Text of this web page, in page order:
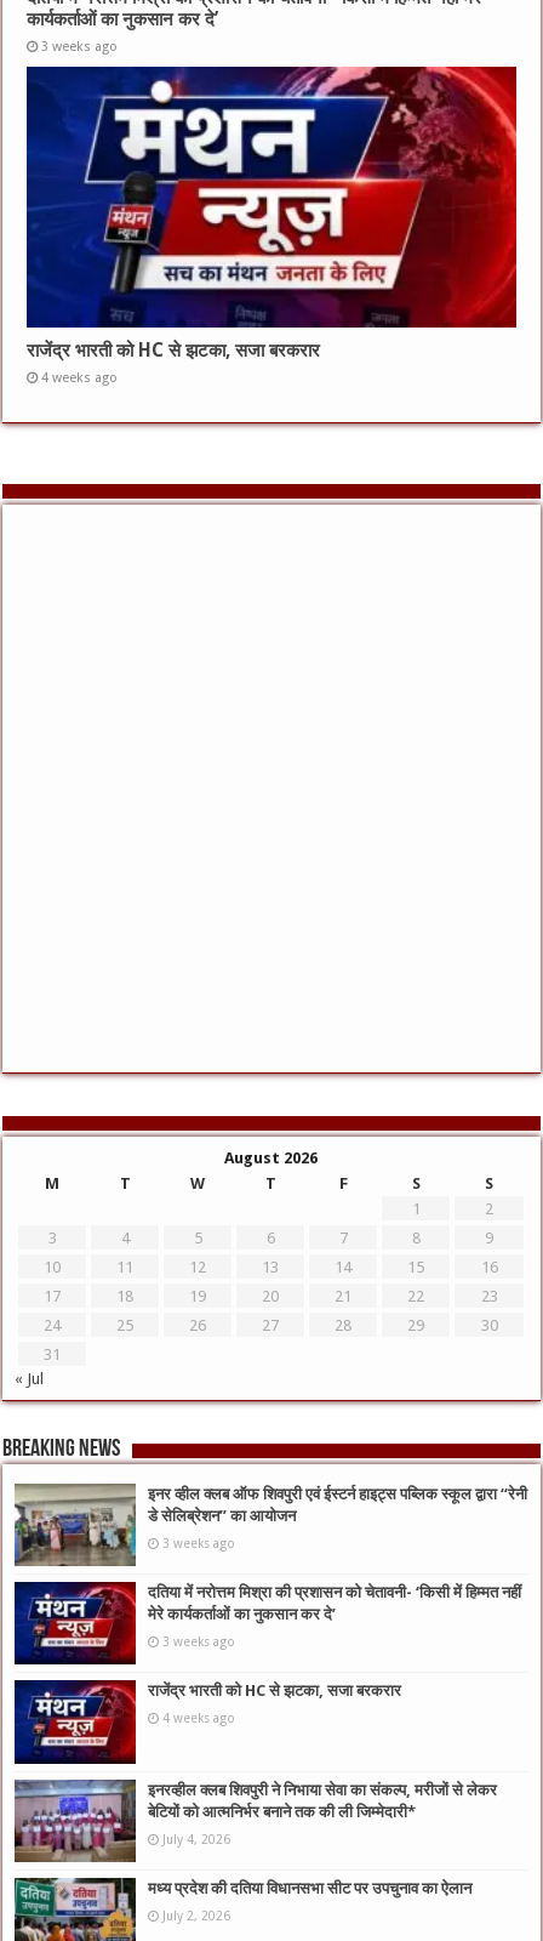
कार्यकर्ताओं का नुकसान कर दे’
3 weeks ago
राजेंद्र भारती को HC से झटका, सजा बरकरार
4 weeks ago
August 2026
M
T W T F S
S
1
2
3
4 5 6 7 8
9
10
11 12 13 14 15
16
17
18 19 20 21 22
23
24
25 26 27 28 29
30
31
« Jul
Breaking News
इनर व्हील क्लब ऑफ शिवपुरी एवं ईस्टर्न हाइट्स पब्लिक स्कूल द्वारा “रेनी
डे सेलिब्रेशन” का आयोजन
3 weeks ago
दतिया में नरोत्तम मिश्रा की प्रशासन को चेतावनी- ‘किसी में हिम्मत नहीं
मेरे कार्यकर्ताओं का नुकसान कर दे’
3 weeks ago
राजेंद्र भारती को HC से झटका, सजा बरकरार
4 weeks ago
इनरव्हील क्लब शिवपुरी ने निभाया सेवा का संकल्प, मरीजों से लेकर
बेटियों को आत्मनिर्भर बनाने तक की ली जिम्मेदारी*
July 4, 2026
मध्य प्रदेश की दतिया विधानसभा सीट पर उपचुनाव का ऐलान
July 2, 2026